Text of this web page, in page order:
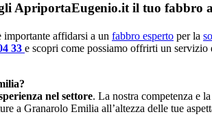
ApriportaEugenio.it il tuo fabbro
importante affidarsi a un fabbro esperto per la
33 e scopri come possiamo offrirti un servizio
nel settore. La nostra competenza e
a Granarolo Emilia all’altezza delle tue